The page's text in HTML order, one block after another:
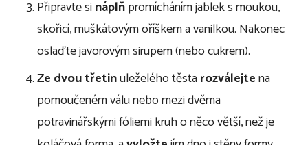
Připravte sináplňpromícháním jablek s moukou,
skořicí, muškátovým oříškem a vanilkou. Nakonec
oslaďte javorovým sirupem (nebo cukrem).
Ze dvou třetinuleželého těstarozválejtena
pomoučeném válu nebo mezi dvěma
potravinářskými fóliemi kruh o něco větší, než je